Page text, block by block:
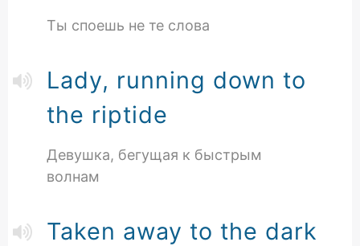
Ты споешь не те слова
Lady, running down to
the riptide
Девушка, бегущая к быстрым
волнам
Taken away to the dark